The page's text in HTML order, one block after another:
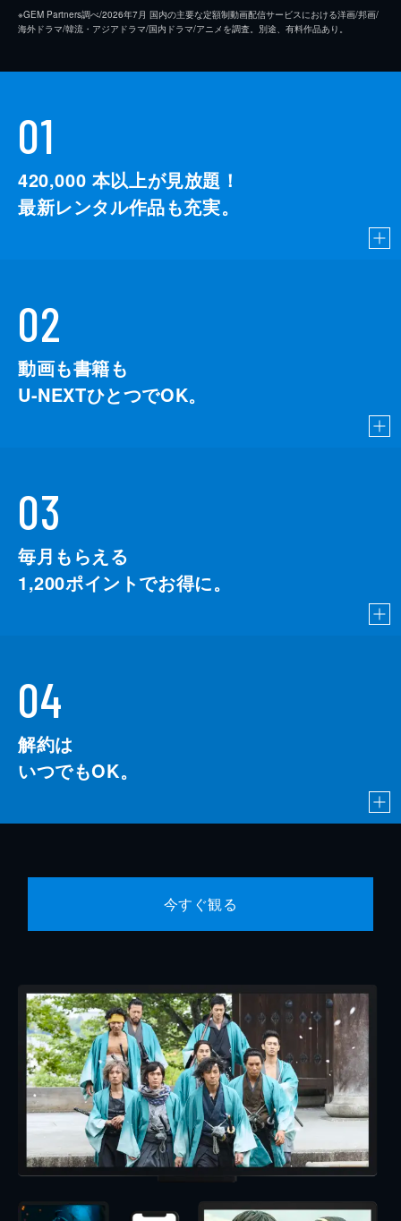
※GEM Partners調べ/2026年7⽉ 国内の主要な定額制動画配信サービスにおける洋画/邦画/
海外ドラマ/韓流・アジアドラマ/国内ドラマ/アニメを調査。別途、有料作品あり。
01
420,000 本以上が見放題！
最新レンタル作品も充実。
02
動画も書籍も
U-NEXTひとつでOK。
03
毎月もらえる
1,200ポイントでお得に。
04
解約は
いつでもOK。
今すぐ観る